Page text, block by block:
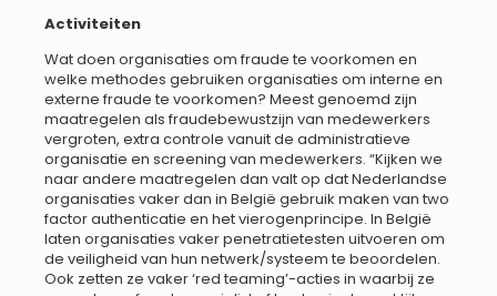
Activiteiten
Wat doen organisaties om fraude te voorkomen en
welke methodes gebruiken organisaties om interne en
externe fraude te voorkomen? Meest genoemd zijn
maatregelen als fraudebewustzijn van medewerkers
vergroten, extra controle vanuit de administratieve
organisatie en screening van medewerkers. “Kijken we
naar andere maatregelen dan valt op dat Nederlandse
organisaties vaker dan in België gebruik maken van two
factor authenticatie en het vierogenprincipe. In België
laten organisaties vaker penetratietesten uitvoeren om
de veiligheid van hun netwerk/systeem te beoordelen.
Ook zetten ze vaker ‘red teaming’-acties in waarbij ze